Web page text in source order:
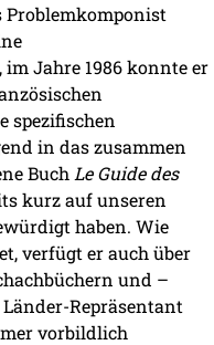
Jahre 1986 konnte er
spezifischen
in das zusammen
Buch Le Guide des
kurz auf unseren
haben. Wie
verfügt er auch über
und –
Repräsentant
vorbildlich